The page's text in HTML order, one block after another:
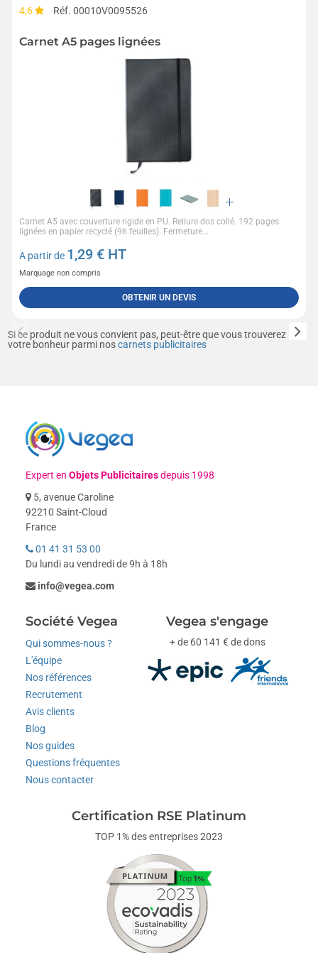
4,6 Réf. 00010V0095526
Carnet A5 pages lignées
Carnet A5 avec couverture rigide en PU. Reliure dos collé. 192 pages
lignées en papier recyclé (96 feuilles). Fermeture...
A partir de 1,29 € HT
Marquage non compris
OBTENIR UN DEVIS
Si ce produit ne vous convient pas, peut-être que vous trouverez
votre bonheur parmi noscarnets publicitaires
Expert enObjets Publicitairesdepuis 1998
5, avenue Caroline
92210 Saint-Cloud
France
01 41 31 53 00
Du lundi au vendredi de 9h à 18h
info@vegea.com
Société Vegea
Qui sommes-nous ?
L'équipe
Nos références
Recrutement
Avis clients
Blog
Nos guides
Questions fréquentes
Nous contacter
Vegea s'engage
+ de 60 141 € de dons
Certification RSE Platinum
TOP 1% des entreprises 2023